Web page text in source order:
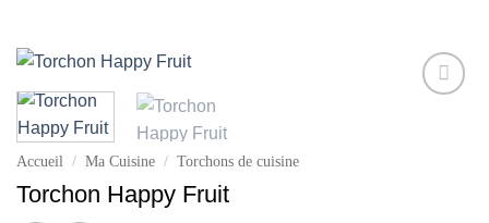
Accueil / Ma Cuisine / Torchons de cuisine
Torchon Happy Fruit